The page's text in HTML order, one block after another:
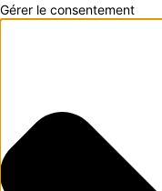
Gérer le consentement